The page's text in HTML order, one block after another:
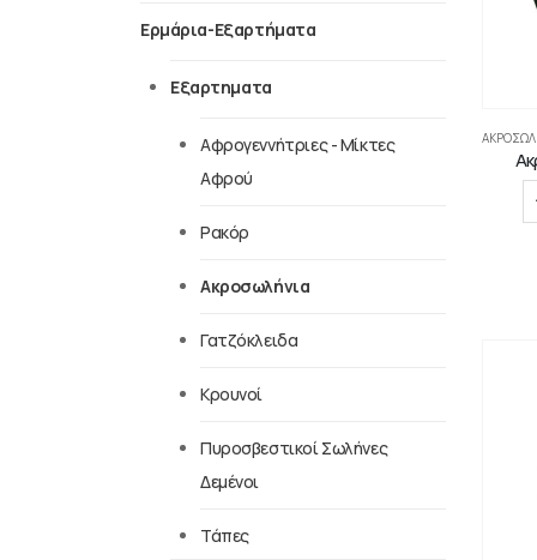
Ερμάρια-Εξαρτήματα
Εξαρτηματα
Αφρογεννήτριες - Μίκτες
Αφρού
Ρακόρ
Ακροσωλήνια
Γατζόκλειδα
Κρουνοί
Πυροσβεστικοί Σωλήνες
Δεμένοι
Τάπες